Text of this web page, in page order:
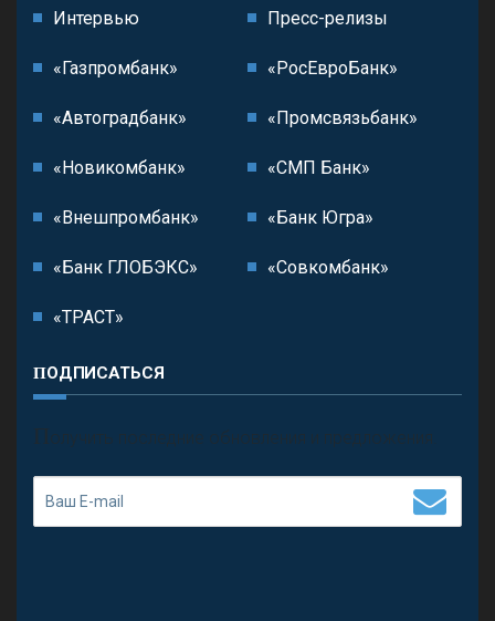
Интервью Пресс-релизы
«Газпромбанк» «РосЕвроБанк»
«Автоградбанк» «Промсвязьбанк»
«Новикомбанк» «СМП Банк»
«Внешпромбанк» «Банк Югра»
«Банк ГЛОБЭКС» «Совкомбанк»
«ТРАСТ»
ПОДПИСАТЬСЯ
П олучить последние обновления и предложения.